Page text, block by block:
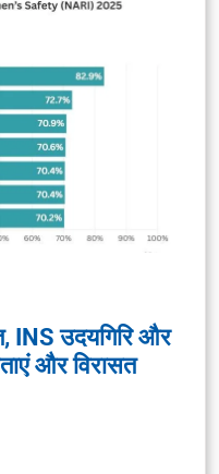
INS उदयगिरि और
और विरासत